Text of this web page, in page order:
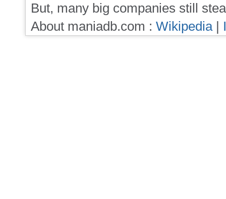
But, many big companies still
About maniadb.com : Wikipedia|